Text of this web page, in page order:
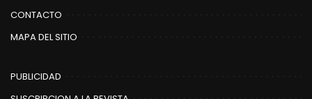
CONTACTO
MAPA DEL SITIO
PUBLICIDAD